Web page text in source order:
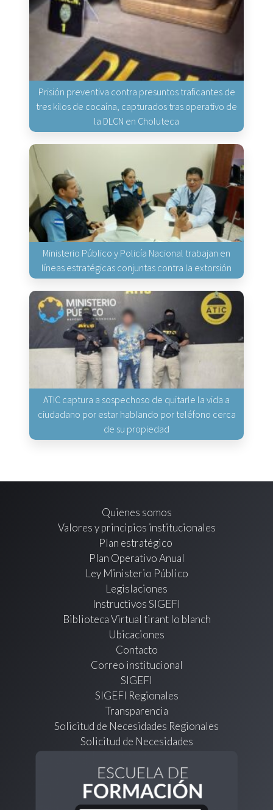
Prisión preventiva contra presuntos traficantes de
tres kilos de cocaína, capturados tras operativo de
la DLCN en Choluteca
Ministerio Público y Policía Nacional trabajan en
líneas estratégicas conjuntas contra la extorsión
ATIC captura a sospechoso de quitarle la vida a
ciudadano por estar hablando por teléfono cerca
de su propiedad
Quienes somos
Valores y principios institucionales
Plan estratégico
Plan Operativo Anual
Ley Ministerio Público
Legislaciones
Instructivos SIGEFI
Biblioteca Virtual tirant lo blanch
Ubicaciones
Contacto
Correo institucional
SIGEFI
SIGEFI Regionales
Transparencia
Solicitud de Necesidades Regionales
Solicitud de Necesidades